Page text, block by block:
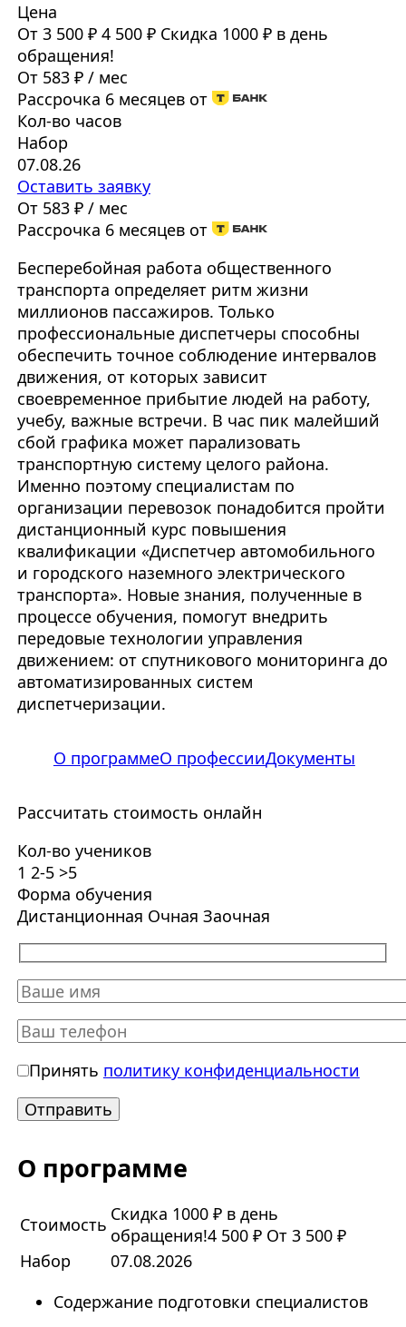
Цена
От 3 500 ₽ 4 500 ₽ Скидка 1000 ₽ в день
обращения!
От 583 ₽ / мес
Рассрочка 6 месяцев от
Кол-во часов
Набор
07.08.26
Оставить заявку
От 583 ₽ / мес
Рассрочка 6 месяцев от
Бесперебойная работа общественного
транспорта определяет ритм жизни
миллионов пассажиров. Только
профессиональные диспетчеры способны
обеспечить точное соблюдение интервалов
движения, от которых зависит
своевременное прибытие людей на работу,
учебу, важные встречи. В час пик малейший
сбой графика может парализовать
транспортную систему целого района.
Именно поэтому специалистам по
организации перевозок понадобится пройти
дистанционный курс повышения
квалификации «Диспетчер автомобильного
и городского наземного электрического
транспорта». Новые знания, полученные в
процессе обучения, помогут внедрить
передовые технологии управления
движением: от спутникового мониторинга до
автоматизированных систем
диспетчеризации.
О программеО профессииДокументы
Рассчитать стоимость онлайн
Кол-во учеников
1 2-5 >5
Форма обучения
Дистанционная Очная Заочная
Принять политику конфиденциальности
О программе
Стоимость Скидка 1000 ₽ в день
обращения!4 500 ₽ От 3 500 ₽
Набор
07.08.2026
Содержание подготовки специалистов